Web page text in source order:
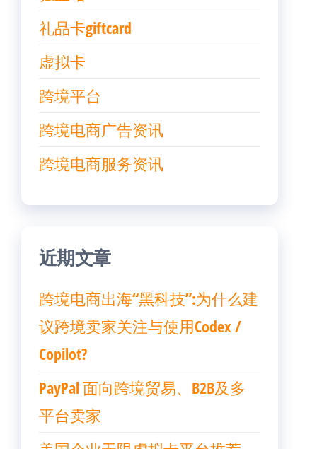
礼品卡giftcard
虚拟卡
跨境平台
跨境电商广告资讯
跨境电商服务资讯
近期文章
跨境电商出海“黑科技”:为什么建
议跨境卖家关注与使用Codex /
Copilot?
PayPal 面向跨境贸易、B2B及多
平台卖家